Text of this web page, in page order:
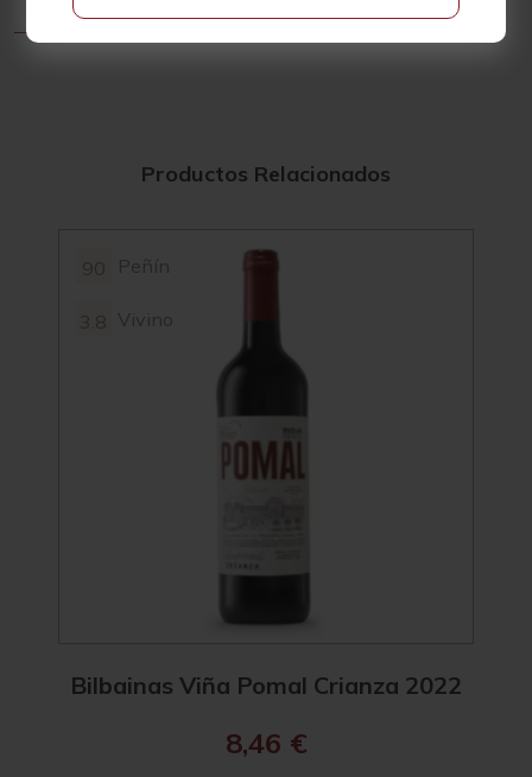
Productos Relacionados
Peñín
Vivino
Bilbainas Viña Pomal Crianza 2022
8,46 €